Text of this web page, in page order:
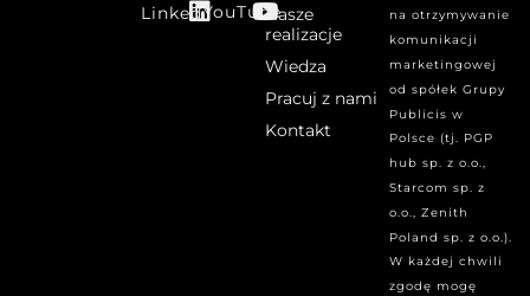
LinkedYouTubeNasze
realizacje
Wiedza
Pracuj z nami
Kontakt
na otrzymywanie
komunikacji
marketingowej
od spółek Grupy
Publicis w
Polsce (tj. PGP
hub sp. z o.o.,
Starcom sp. z
o.o., Zenith
Poland sp. z o.o.).
W każdej chwili
zgodę mogę